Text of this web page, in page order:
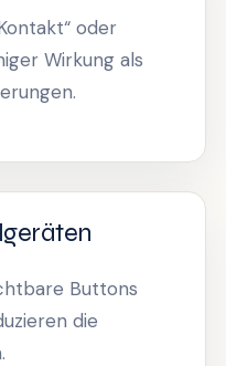
oder
Wirkung als
Buttons
die